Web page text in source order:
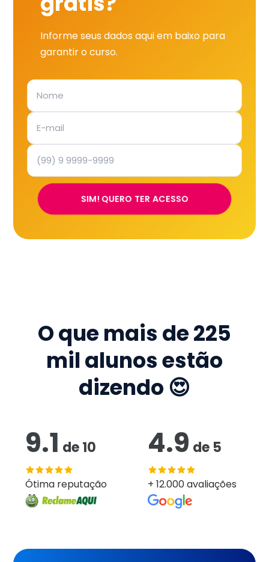
Informe seus dados aqui em baixo para
garantir o curso.
SIM! QUERO TER ACESSO
O que mais de225
mil alunos estão
dizendo 😍
9.1 de10
Ótima reputação
4.9 de 5
+ 12.000 avaliações